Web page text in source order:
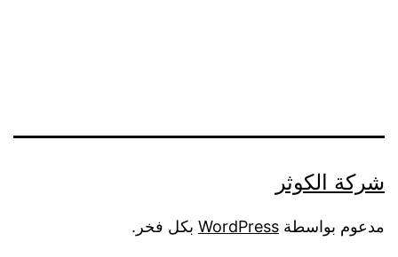
شركة الكوثر
مدعوم بواسطة WordPress بكل فخر.